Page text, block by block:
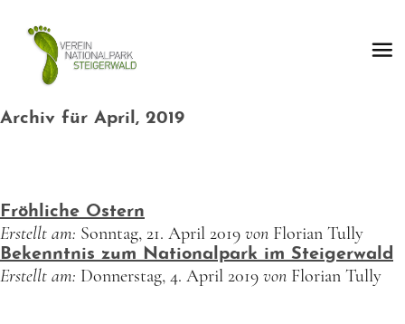
Archiv für April, 2019
Fröhliche Ostern
Erstellt am: Sonntag, 21. April 2019 von Florian Tully
Bekenntnis zum Nationalpark im Steigerwald
Erstellt am: Donnerstag, 4. April 2019 von Florian Tully